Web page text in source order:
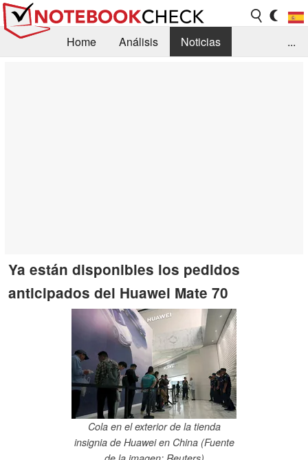
Home Análisis
Noticias
...
Ya están disponibles los pedidos
anticipados del Huawei Mate 70
Cola en el exterior de la tienda
insignia de Huawei en China (Fuente